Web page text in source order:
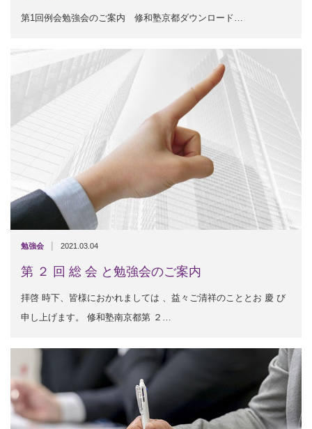
第1回例会勉強会のご案内 修和塾京都ダウンロード…
勉強会 | 2021.03.04
第 ２ 回 総 会 と勉強会のご案内
拝啓 時下、皆様におかれましては 、益々ご清祥のこととお 慶 び
申し上げます。 修和塾南京都第 ２…